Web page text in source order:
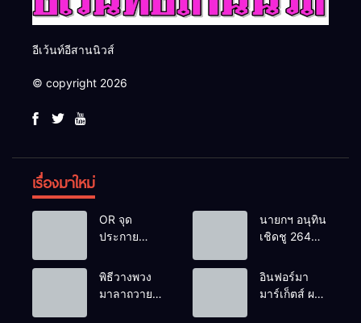
อีเว้นท์อีสานนิวส์
© copyright 2026
เรื่องมาใหม่
OR จุด
ประกาย
เยาวชน ผ่าน
นายกฯ อนุทิน
เชิดชู 264
บ้านยอดเยี่ยม
มอบแหนบ
พิธีวางพวง
มาลาถวาย
อินฟอร์มา
มาร์เก็ตส์ ผนึก